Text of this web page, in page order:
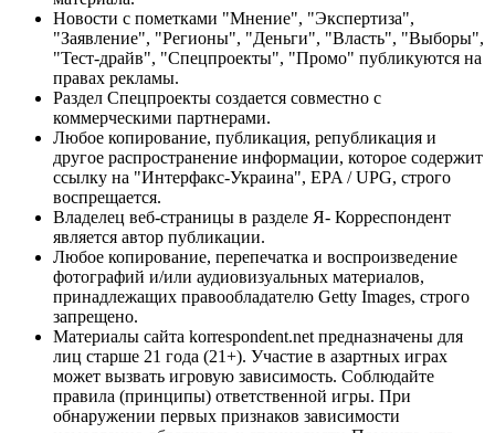
Новости с пометками "Мнение", "Экспертиза",
"Заявление", "Регионы", "Деньги", "Власть", "Выборы",
"Тест-драйв", "Спецпроекты", "Промо" публикуются на
правах рекламы.
Раздел Спецпроекты создается совместно с
коммерческими партнерами.
Любое копирование, публикация, републикация и
другое распространение информации, которое содержит
ссылку на "Интерфакс-Украина", EPA / UPG, строго
воспрещается.
Владелец веб-страницы в разделе Я- Корреспондент
является автор публикации.
Любое копирование, перепечатка и воспроизведение
фотографий и/или аудиовизуальных материалов,
принадлежащих правообладателю Getty Images, строго
запрещено.
Материалы сайта korrespondent.net предназначены для
лиц старше 21 года (21+). Участие в азартных играх
может вызвать игровую зависимость. Соблюдайте
правила (принципы) ответственной игры. При
обнаружении первых признаков зависимости